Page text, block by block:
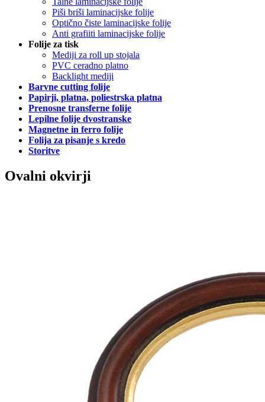
Piši briši laminacijske folije
Optično čiste laminacijske folije
Anti grafiiti laminacijske folije
Folije za tisk
Mediji za roll up stojala
PVC ceradno platno
Backlight mediji
Barvne cutting folije
Papirji, platna, poliestrska platna
Prenosne transferne folije
Lepilne folije dvostranske
Magnetne in ferro folije
Folija za pisanje s kredo
Storitve
Ovalni okvirji